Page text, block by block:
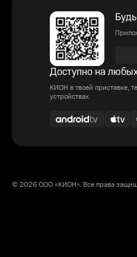
Доступно на
КИОН в твоей приставке,
устройствах
© 2026 ООО «КИОН». Все права